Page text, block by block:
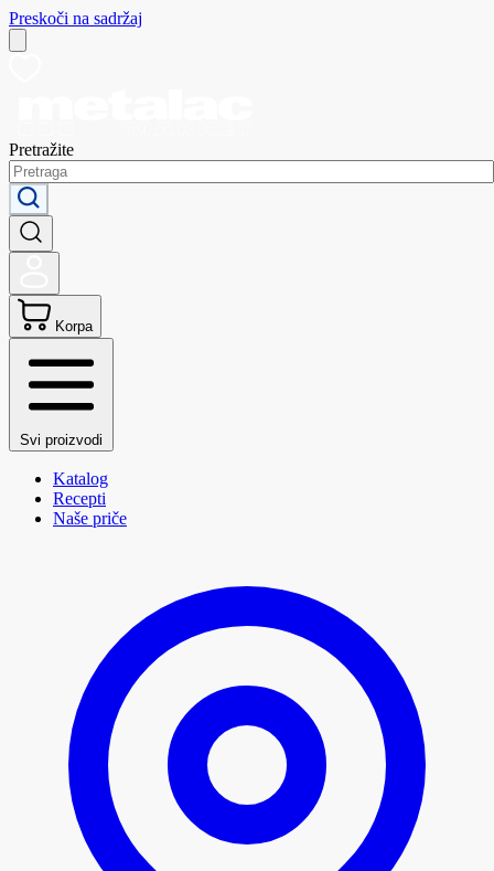
Preskoči na sadržaj
Pretražite
Korpa
Svi proizvodi
Katalog
Recepti
Naše priče